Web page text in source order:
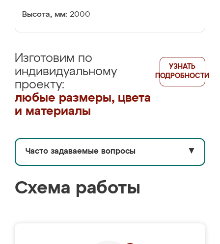
Высота, мм: 2000
Изготовим по
индивидуальному
проекту:
любые размеры, цвета
и материалы
УЗНАТЬ
ПОДРОБНОСТИ
Часто задаваемые вопросы ▼
Схема работы